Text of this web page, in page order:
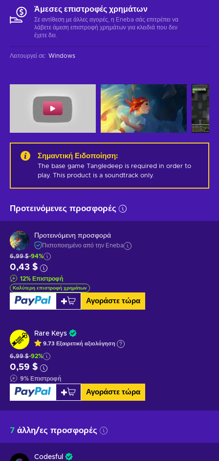
Άμεσες επιστροφές χρημάτων
Σε αντίθεση με άλλες αγορές, η Eneba σάς επιτρέπει να
λάβετε άμεση επιστροφή χρημάτων για κλειδιά που δεν
έχετε δει.
Λειτουργεί σε: Windows
Σημαντική Ειδοποίηση:
The base game Tangledeep is required in order to
play. This product is a soundtrack only.
Προτεινόμενες προσφορές
Προτεινόμενη προσφορά
Πιστοποιημένο από την Eneba
6,99 $-94%
0,43 $
12% Επιστροφή
Καλύτερη επιστροφή χρημάτων
Αγοράστε τώρα
Rare Keys
9.73 Εξαιρετική αξιολόγηση
6,99 $-92%
0,59 $
9% Επιστροφή
Αγοράστε τώρα
7 άλλη/ες προσφορές
Codesful